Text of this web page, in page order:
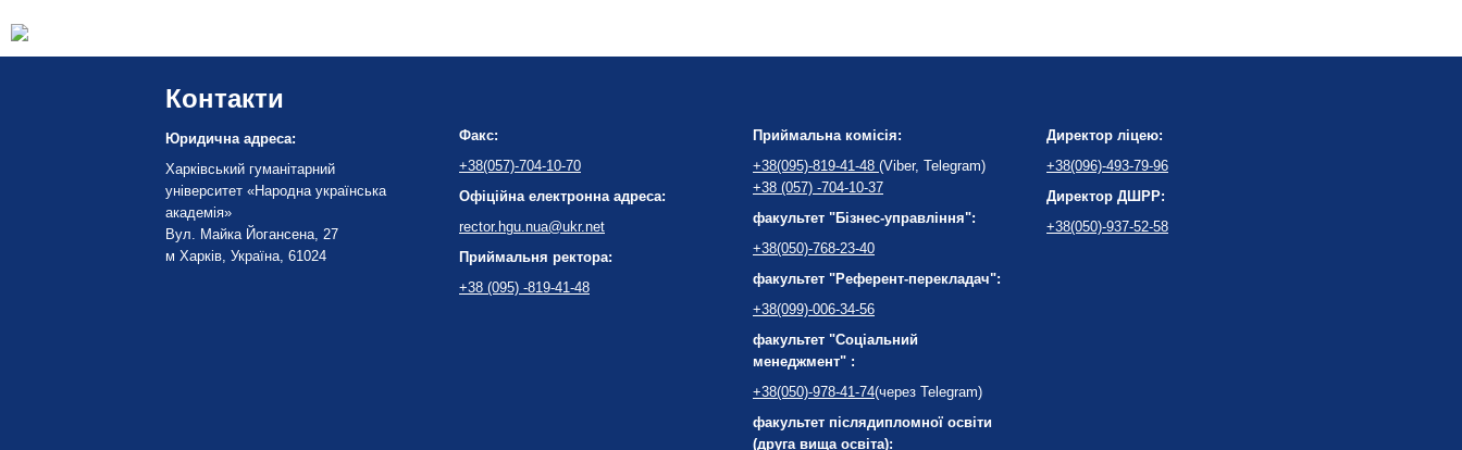
Контакти
Юридична адреса:
Харківський гуманітарний
університет «Народна українська
академія»
Вул. Майка Йогансена, 27
м Харків, Україна, 61024
Факс:
+38(057)-704-10-70
Офіційна електронна адреса:
rector.hgu.nua@ukr.net
Приймальня ректора:
+38 (095) -819-41-48
Приймальна комісія:
+38(095)-819-41-48 (Viber, Telegram)
+38 (057) -704-10-37
факультет "Бізнес-управління":
+38(050)-768-23-40
факультет "Референт-перекладач":
+38(099)-006-34-56
факультет "Соціальний
менеджмент" :
+38(050)-978-41-74(через Telegram)
факультет післядипломної освіти
(друга вища освіта):
Директор ліцею:
+38(096)-493-79-96
Директор ДШРР:
+38(050)-937-52-58